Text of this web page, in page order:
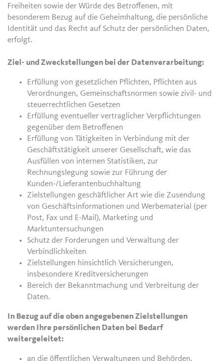
Freiheiten sowie der Würde des Betroffenen, mit
besonderem Bezug auf die Geheimhaltung, die persönliche
Identität und das Recht auf Schutz der persönlichen Daten,
erfolgt.
Ziel- und Zweckstellungen bei der Datenverarbeitung:
Erfüllung von gesetzlichen Pflichten, Pflichten aus
Verordnungen, Gemeinschaftsnormen sowie zivil- und
steuerrechtlichen Gesetzen
Erfüllung eventueller vertraglicher Verpflichtungen
gegenüber dem Betroffenen
Erfüllung von Tätigkeiten in Verbindung mit der
Geschäftstätigkeit unserer Gesellschaft, wie das
Ausfüllen von internen Statistiken, zur
Rechnungslegung sowie zur Führung der
Kunden-/Lieferantenbuchhaltung
Zielstellungen geschäftlicher Art wie die Zusendung
von Geschäftsinformationen und Werbematerial (per
Post, Fax und E-Mail), Marketing und
Marktuntersuchungen
Schutz der Forderungen und Verwaltung der
Verbindlichkeiten
Zielstellungen hinsichtlich Versicherungen,
insbesondere Kreditversicherungen
Bereich der Bekanntmachung und Verbreitung der
Daten.
In Bezug auf die oben angegebenen Zielstellungen
werden Ihre persönlichen Daten bei Bedarf
weitergeleitet:
an die öffentlichen Verwaltungen und Behörden,